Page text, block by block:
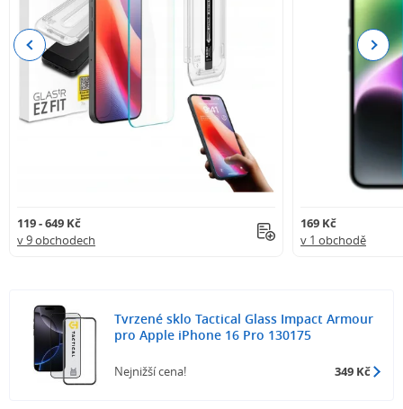
119 - 649 Kč
v 9 obchodech
169 Kč
v 1 obchodě
Previous Next
Tvrzené sklo Tactical Glass Impact Armour
pro Apple iPhone 16 Pro 130175
Nejnižší cena! 349 Kč